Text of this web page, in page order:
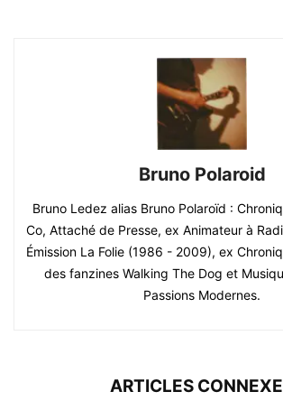
Bruno Polaroid
Bruno Ledez alias Bruno Polaroïd :
Co, Attaché de Presse, ex Animateur à
Émission La Folie (1986 - 2009), ex
des fanzines Walking The Dog et
Passions Modernes.
ARTICLES